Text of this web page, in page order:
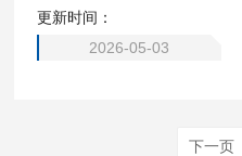
径。
更新时间：
2026-05-03
下一页